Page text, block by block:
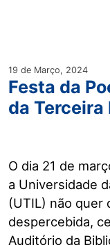
19 de Março, 2024
Festa da
da Terceira
O dia 21 de
a Universidade
(UTIL) não quer
despercebida,
Auditório da